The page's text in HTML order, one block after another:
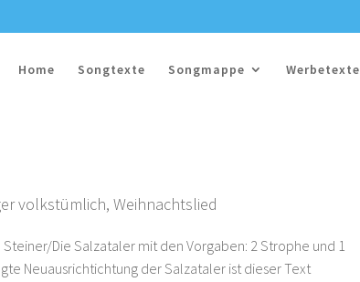
Home Songtexte Songmappe Werbetexte
volkstümlich,Weihnachtslied
Die Salzataler mit den Vorgaben: 2 Strophe und 1
Neuausrichtichtung der Salzataler ist dieser Text